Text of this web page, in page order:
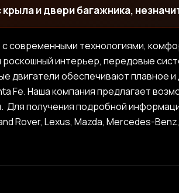
и двери багажника,
современными технологиями,
интерьер, передовые
двигатели обеспечивают плавное
Fe. Наша компания предлагает
получения подробной
Rover, Lexus, Mazda, Mercedes-